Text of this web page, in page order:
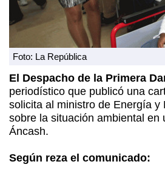
Foto: La República
El Despacho de la Primera
periodístico que publicó una
solicita al ministro de Energía y
sobre la situación ambiental en
Áncash.
Según reza el comunicado: